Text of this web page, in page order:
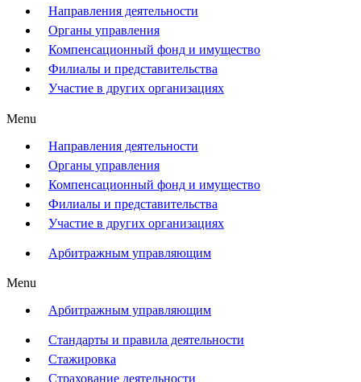
Направления деятельности
Органы управления
Компенсационный фонд и имущество
Филиалы и представительства
Участие в других организациях
Menu
Направления деятельности
Органы управления
Компенсационный фонд и имущество
Филиалы и представительства
Участие в других организациях
Арбитражным управляющим
Menu
Арбитражным управляющим
Стандарты и правила деятельности
Стажировка
Страхование деятельности